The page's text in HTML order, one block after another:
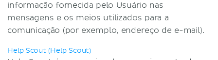
informação fornecida pelo Usuário nas
mensagens e os meios utilizados para a
comunicação (por exemplo, endereço de e-mail).
Help Scout (Help Scout)